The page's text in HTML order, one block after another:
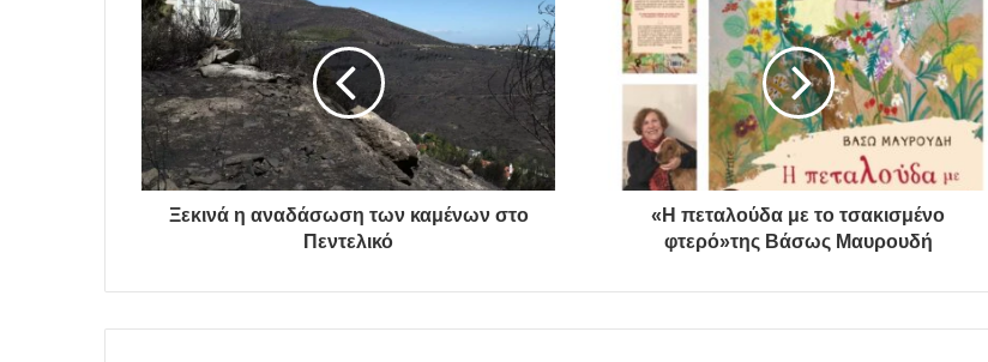
Ξεκινά η αναδάσωση των καμένων στο
Πεντελικό
«Η πεταλούδα με το τσακισμένο
φτερό»της Βάσως Μαυρουδή